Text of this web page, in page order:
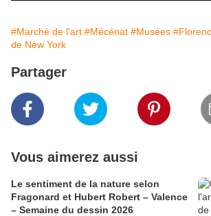
#Marché de l'art #Mécénat #Musées
de New York
Partager
Vous aimerez aussi
​​​​​​​Le sentiment de la nature selon
Fragonard et Hubert Robert – Valence
– Semaine du dessin 2026